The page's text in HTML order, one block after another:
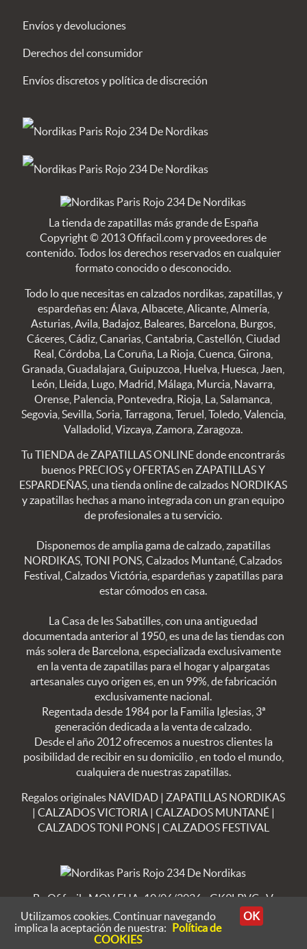
Envíos y devoluciones
Derechos del consumidor
Envíos discretos y política de discreción
La tienda de zapatillas más grande de España
Copyright © 2013 Ofifacil.com y proveedores de
contenido. Todos los derechos reservados en cualquier
formato conocido o desconocido.
Todo lo que necesitas en calzados nordikas, zapatillas, y
espardeñas en: Álava, Albacete, Alicante, Almería,
Asturias, Avila, Badajoz, Baleares, Barcelona, Burgos,
Cáceres, Cádiz, Canarias, Cantabria, Castellón, Ciudad
Real, Córdoba, La Coruña, La Rioja, Cuenca, Girona,
Granada, Guadalajara, Guipuzcoa, Huelva, Huesca, Jaen,
León, Lleida, Lugo, Madrid, Málaga, Murcia, Navarra,
Orense, Palencia, Pontevedra, Rioja, La, Salamanca,
Segovia, Sevilla, Soria, Tarragona, Teruel, Toledo, Valencia,
Valladolid, Vizcaya, Zamora, Zaragoza.
Tu TIENDA de ZAPATILLAS ONLINE donde encontrarás
buenos PRECIOS y OFERTAS en ZAPATILLAS Y
ESPARDEÑAS, una tienda online de calzados NORDIKAS
y zapatillas hechas a mano integrada con un gran equipo
de profesionales a tu servicio.
Disponemos de amplia gama de calzado, zapatillas
NORDIKAS, TONI PONS, Calzados Muntané, Calzados
Festival, Calzados Victória, espardeñas y zapatillas para
estar cómodos en casa.
La Casa de les Sabatilles, con una antiguedad
documentada anterior al 1950, es una de las tiendas con
más solera de Barcelona, especializada exclusivamente
en la venta de zapatillas para el hogar y alpargatas
artesanales cuyo origen es, en un 99%, de fabricación
exclusivamente nacional.
Regentada desde 1984 por la Familia Iglesias, 3ª
generación dedicada a la venta de calzado.
Desde el año 2012 ofrecemos a nuestros clientes la
posibilidad de recibir en su domicilio , en todo el mundo,
cualquiera de nuestras zapatillas.
Regalos originales NAVIDAD | ZAPATILLAS NORDIKAS
| CALZADOS VICTORIA| CALZADOS MUNTANÉ|
CALZADOS TONI PONS| CALZADOS FESTIVAL
By Ofifacil · MOV FUA: 10/06/2026 - GK9LPVC · V
8.4.23
Utilizamos cookies. Continuar navegando
implica la aceptación de nuestra: Política de
COOKIES
OK